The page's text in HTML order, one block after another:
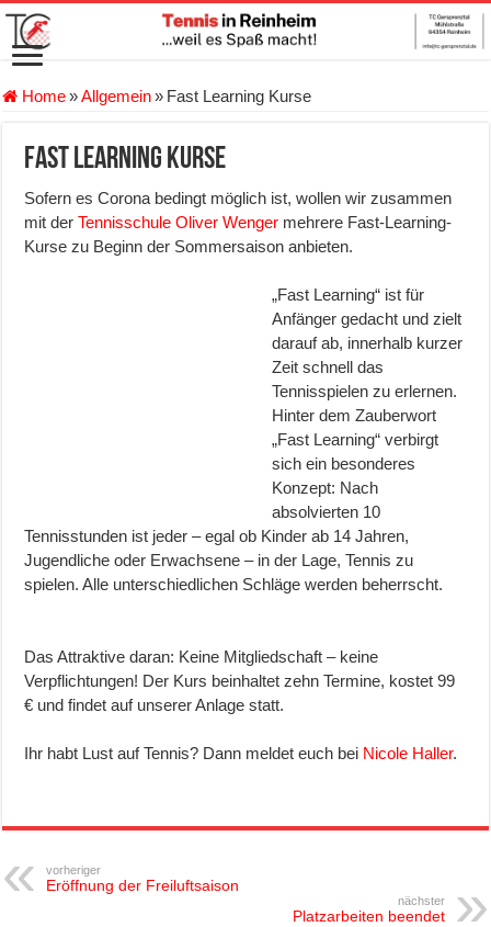
Home»Allgemein» Fast Learning Kurse
Fast Learning Kurse
Sofern es Corona bedingt möglich ist, wollen wir zusammen
mit derTennisschule Oliver Wenger mehrere Fast-Learning-
Kurse zu Beginn der Sommersaison anbieten.
„Fast Learning“ ist für
Anfänger gedacht und zielt
darauf ab, innerhalb kurzer
Zeit schnell das
Tennisspielen zu erlernen.
Hinter dem Zauberwort
„Fast Learning“ verbirgt
sich ein besonderes
Konzept: Nach
absolvierten 10
Tennisstunden ist jeder – egal ob Kinder ab 14 Jahren,
Jugendliche oder Erwachsene – in der Lage, Tennis zu
spielen. Alle unterschiedlichen Schläge werden beherrscht.
Das Attraktive daran: Keine Mitgliedschaft – keine
Verpflichtungen! Der Kurs beinhaltet zehn Termine, kostet 99
€ und findet auf unserer Anlage statt.
Ihr habt Lust auf Tennis? Dann meldet euch bei Nicole Haller.
vorheriger
Eröffnung der Freiluftsaison
nächster
Platzarbeiten beendet